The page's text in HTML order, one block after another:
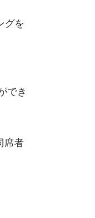
グを
でき
席者